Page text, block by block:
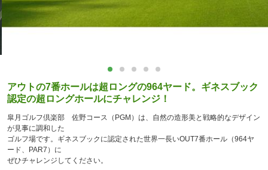
アウトの7番ホールは超ロングの964ヤード。ギネスブック
認定の超ロングホールにチャレンジ！
皐月ゴルフ倶楽部 佐野コース（PGM）は、自然の造形美と戦略的なデザイン
が見事に調和した
ゴルフ場です。ギネスブックに認定された世界一長いOUT7番ホール（964ヤ
ード、PAR7）に
ぜひチャレンジしてください。